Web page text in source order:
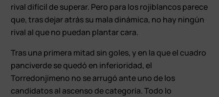
rival difícil de superar. Pero para los rojiblancos parece
que, tras dejar atrás su mala dinámica, no hay ningún
rival al que no puedan plantar cara.
Tras una primera mitad sin goles, y en la que el cuadro
panciverde se quedó en inferioridad, el
Torredonjimeno no se arrugó ante uno de los
candidatos al ascenso de categoría. Todo lo